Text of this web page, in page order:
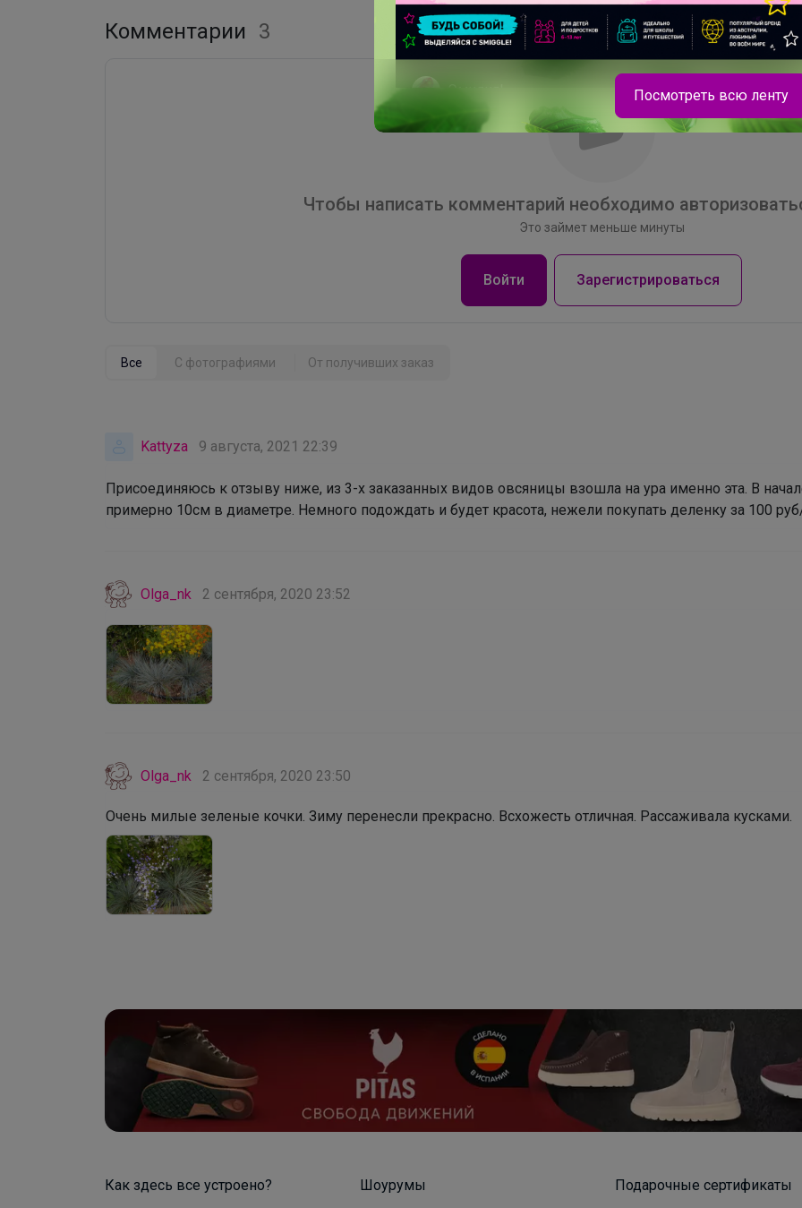
Комментарии 3
Чтобы написать комментарий необходимо
Это займет меньше минуты
Войти Зарегистрироваться
Все С фотографиями От получивших заказ
Kattyza 9 августа, 2021 22:39
Присоединяюсь к отзыву ниже, из 3-х заказанных видов овсяницы взошла на ура именно эта. В
примерно 10см в диаметре. Немного подождать и будет красота, нежели покупать деленку за 100
Olga_nk 2 сентября, 2020 23:52
Olga_nk 2 сентября, 2020 23:50
Очень милые зеленые кочки. Зиму перенесли прекрасно. Всхожесть отличная. Рассаживала кусками.
Как здесь все устроено?
Шоурумы
Подарочные сертификаты
Эмилия!
Базовые школьные водолазки из закупки
Посмотреть всю ленту